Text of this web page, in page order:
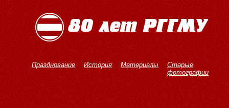
Празднование История Материалы
Старые
фотографии